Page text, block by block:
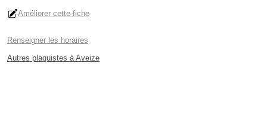
Améliorer cette fiche
Renseigner les horaires
Autres plaquistes à Aveize